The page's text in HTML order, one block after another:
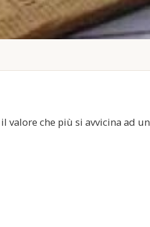
valore che più si avvicina ad un